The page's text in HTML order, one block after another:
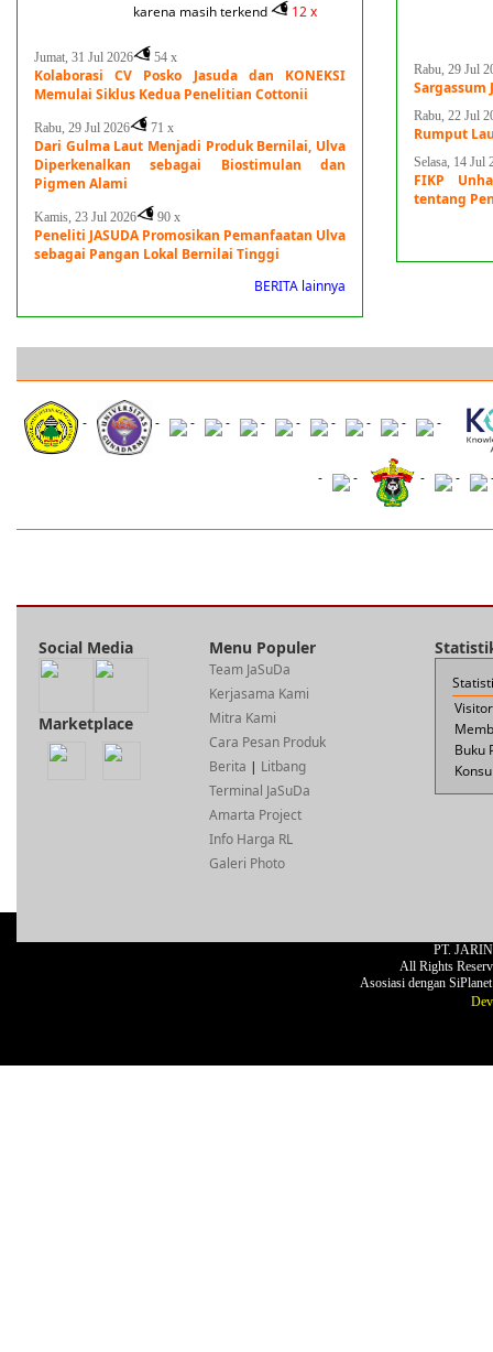
karena masih terkend
12 x
Jumat, 31 Jul 2026 54 x
Kolaborasi CV Posko Jasuda dan KONEKSI
Memulai Siklus Kedua Penelitian Cottonii
Rabu, 29 Jul 2026 71 x
Dari Gulma Laut Menjadi Produk Bernilai, Ulva
Diperkenalkan sebagai Biostimulan dan
Pigmen Alami
Kamis, 23 Jul 2026 90 x
Peneliti JASUDA Promosikan Pemanfaatan Ulva
sebagai Pangan Lokal Bernilai Tinggi
BERITA lainnya
Rabu, 29 Jul
Sargassum
Rabu, 22 Jul
Rumput
Selasa, 14 Jul
FIKP
tentang
- - - - - - - - - -
- - - -
Social Media
Marketplace
Menu Populer
Team JaSuDa
Kerjasama Kami
Mitra Kami
Cara Pesan Produk
Berita | Litbang
Terminal JaSuDa
Amarta Project
Info Harga RL
Galeri Photo
Buku
PT.
All Rights
Asosiasi dengan